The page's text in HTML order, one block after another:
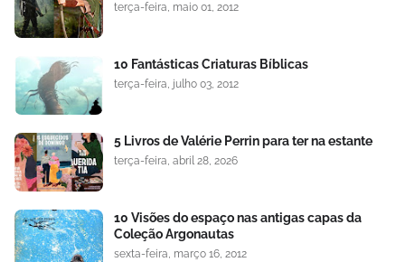
terça-feira, maio 01, 2012
10 Fantásticas Criaturas Bíblicas
terça-feira, julho 03, 2012
5 Livros de Valérie Perrin para ter na estante
terça-feira, abril 28, 2026
10 Visões do espaço nas antigas capas da
Coleção Argonautas
sexta-feira, março 16, 2012